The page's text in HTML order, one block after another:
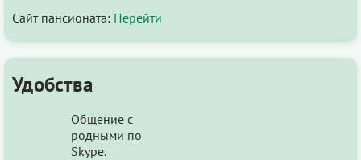
Сайт пансионата: Перейти
Удобства
Общение с
родными по
Skype.